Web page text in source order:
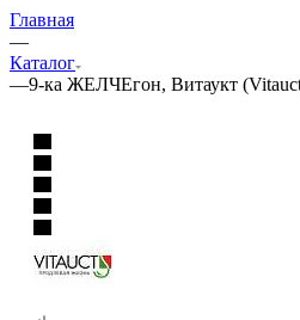
Главная
—
Каталог
—9-ка ЖЕЛЧЕгон, Витаукт